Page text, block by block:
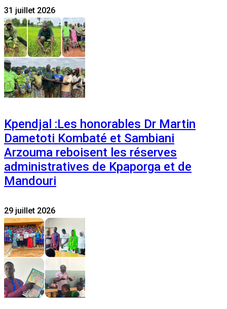
31 juillet 2026
Kpendjal :Les honorables Dr Martin
Dametoti Kombaté et Sambiani
Arzouma reboisent les réserves
administratives de Kpaporga et de
Mandouri
29 juillet 2026